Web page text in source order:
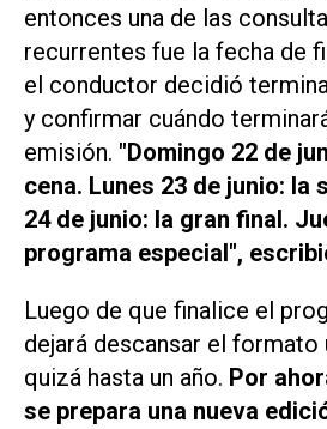
entonces una de las
recurrentes fue la fecha de
el conductor decidió
y confirmar cuándo
emisión. "Domingo 22 de
cena. Lunes 23 de junio: la
24 de junio: la gran final.
programa especial",
Luego de que finalice el
dejará descansar el formato
quizá hasta un año. Por
se prepara una nueva